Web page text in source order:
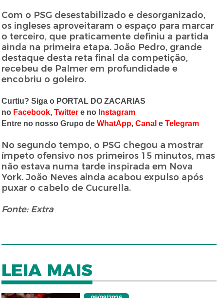
Com o PSG desestabilizado e desorganizado,
os ingleses aproveitaram o espaço para marcar
o terceiro, que praticamente definiu a partida
ainda na primeira etapa. João Pedro, grande
destaque desta reta final da competição,
recebeu de Palmer em profundidade e
encobriu o goleiro.
Curtiu? Siga o PORTAL DO ZACARIAS
no Facebook,Twitter e no Instagram
Entre no nosso Grupo deWhatApp,Canal eTelegram
No segundo tempo, o PSG chegou a mostrar
ímpeto ofensivo nos primeiros 15 minutos, mas
não estava numa tarde inspirada em Nova
York. João Neves ainda acabou expulso após
puxar o cabelo de Cucurella.
Fonte: Extra
LEIA MAIS